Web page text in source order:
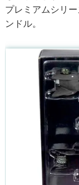
プレミアムシリ
ンドル。